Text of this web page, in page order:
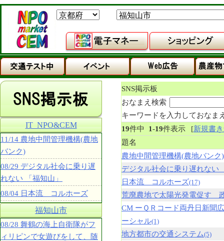
SNS掲示板
おなまえ検索
キーワードを入力しておなま
19件中 1-19件表示 [新規書
題名
農地中間管理機構(農地バンク)
デジタル社会に乗り遅れない
日本流 コルホーズ(17)
荒廃農地で太陽光発電促す
CM ーＱＲコード両丹日新
ーシャル(1)
地方都市の交通システム(5)
IT_NPO&CEM
11/14 農地中間管理機構(農地
バンク)
08/29 デジタル社会に乗り遅
れない 「福知山」
08/04 日本流 コルホーズ
福知山市
08/28 舞鶴の海上自衛隊がフ
ィリピンで女遊びをして、随